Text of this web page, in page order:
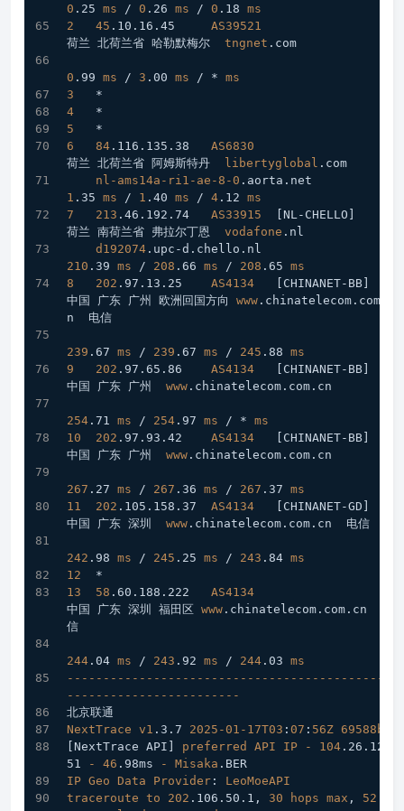
0 .25 ms / 0 .26 ms / 0 .18 ms
2
45 .10 .16 .45
AS39521
荷兰 北荷兰省 哈勒默梅尔 tngnet .com
0 .99 ms / 3 .00 ms / * ms
3
   *
4
   *
5
   *
6
84 .116 .135 .38
AS6830
荷兰 北荷兰省 阿姆斯特丹
libertyglobal .com
nl-ams14a-ri1-ae-8-0 .aorta .net
1 .35 ms / 1 .40 ms / 4 .12 ms
7
213 .46 .192 .74 AS33915
[NL-CHELLO]
荷兰 南荷兰省 弗拉尔丁恩 vodafone .nl
d192074 .upc-d .chello .nl
210 .39 ms / 208 .66 ms / 208 .65 ms
8
202 .97 .13 .25 AS4134
[CHINANET-BB]
中国 广东 广州 欧洲回国方向 www .chinatelecom .com
n
  电信
239 .67 ms / 239 .67 ms / 245 .88 ms
9
202 .97 .65 .86 AS4134
[CHINANET-BB]
中国 广东 广州 www .chinatelecom .com .cn
254 .71 ms / 254 .97 ms / * ms
10
202 .97 .93 .42 AS4134
[CHINANET-BB]
中国 广东 广州 www .chinatelecom .com .cn
267 .27 ms / 267 .36 ms / 267 .37 ms
11
202 .105 .158 .37 AS4134
[CHINANET-GD]
中国 广东 深圳 www .chinatelecom .com .cn
  电信
242 .98 ms / 245 .25 ms / 243 .84 ms
12
  *
13
58 .60 .188 .222
AS4134
中国 广东 深圳 福田区 www .chinatelecom .com .cn
信
244 .04 ms / 243 .92 ms / 244 .03 ms
----------------------------------------------
------------------------
北京联通
NextTrace v1 .3 .7 2025-01-17T03 : 07 : 56Z 69588b0
[NextTrace API]
preferred API IP - 104 .26 .12
51
- 46 .98ms - Misaka .BER
IP Geo Data Provider : LeoMoeAPI
traceroute to 202 .106 .50 .1 , 30 hops max , 52